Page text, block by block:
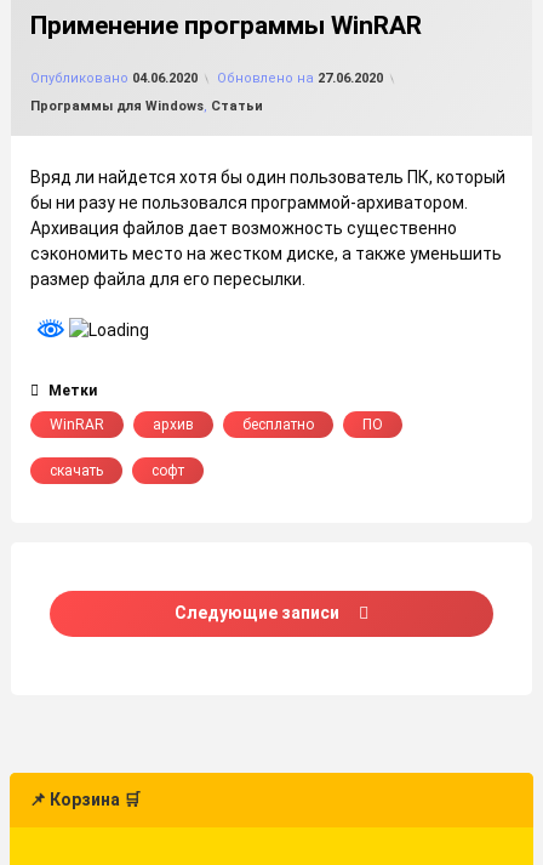
Применение программы WinRAR
Опубликовано 04.06.2020 Обновлено на 27.06.2020
Рубрики:
Программы для Windows, Статьи
Вряд ли найдется хотя бы один пользователь ПК, который
бы ни разу не пользовался программой-архиватором.
Архивация файлов дает возможность существенно
сэкономить место на жестком диске, а также уменьшить
размер файла для его пересылки.
Метки
WinRAR
архив бесплатно ПО
скачать софт
Навигация
по
Следующие записи
📌 Корзина 🛒